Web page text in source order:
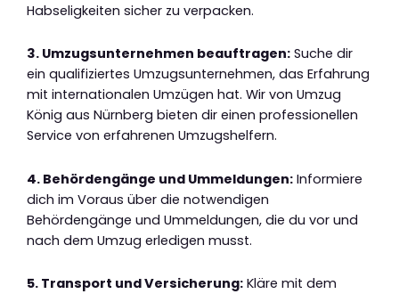
Habseligkeiten sicher zu verpacken.
3. Umzugsunternehmen beauftragen: Suche dir
ein qualifiziertes Umzugsunternehmen, das Erfahrung
mit internationalen Umzügen hat. Wir von Umzug
König aus Nürnberg bieten dir einen professionellen
Service von erfahrenen Umzugshelfern.
4. Behördengänge und Ummeldungen: Informiere
dich im Voraus über die notwendigen
Behördengänge und Ummeldungen, die du vor und
nach dem Umzug erledigen musst.
5. Transport und Versicherung: Kläre mit dem